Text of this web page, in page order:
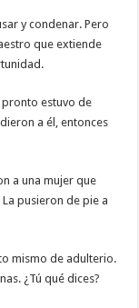
y condenar. Pero
que extiende
pronto estuvo de
a él, entonces
a una mujer que
pusieron de pie a
mismo de adulterio.
¿Tú qué dices?